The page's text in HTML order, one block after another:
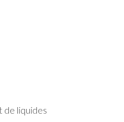
de liquides